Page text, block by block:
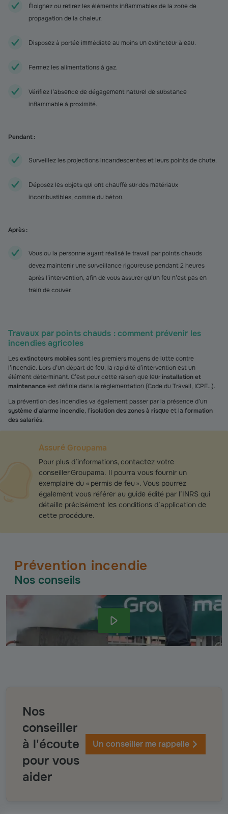
Éloignez ou retirez les éléments inflammables de la zone de
propagation de la chaleur.
Disposez à portée immédiate au moins un extincteur à eau.
Fermez les alimentations à gaz.
Vérifiez l’absence de dégagement naturel de substance
inflammable à proximité.
Pendant :
Surveillez les projections incandescentes et leurs points de chute.
Déposez les objets qui ont chauffé sur des matériaux
incombustibles, comme du béton.
Après :
Vous ou la personne ayant réalisé le travail par points chauds
devez maintenir une surveillance rigoureuse pendant 2 heures
après l’intervention, afin de vous assurer qu’un feu n’est pas en
train de couver.
Travaux par points chauds : comment prévenir les
incendies agricoles
Lesextincteurs mobilessont les premiers moyens de lutte contre
l’incendie. Lors d’un départ de feu, la rapidité d’intervention est un
élément déterminant. C’est pour cette raison que leurinstallation et
maintenanceest définie dans la réglementation (Code du Travail, ICPE…).
La prévention des incendies va également passer par la présence d’un
système d'alarme incendie, l’isolation des zones à risqueet la formation
des salariés.
Assuré Groupama
Pour plus d’informations, contactez votre
conseiller Groupama. Il pourra vous fournir un
exemplaire du « permis de feu ». Vous pourrez
également vous référer au guide édité par l’INRS qui
détaille précisément les conditions d’application de
cette procédure.
Prévention incendie
Nos conseils
Nos
conseiller
à l'écoute
pour vous
aider
Un conseiller me rappelle